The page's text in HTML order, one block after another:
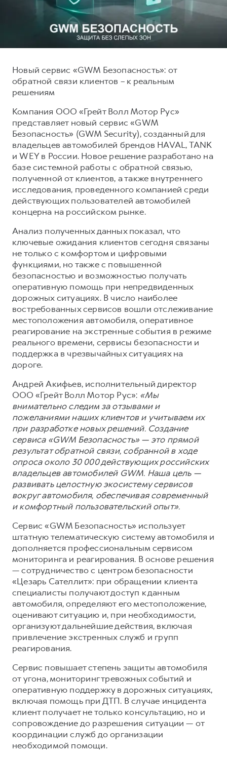
F7
от 2 899 000 ₽
F7X
от 3 599 000 ₽
POER
от 3 449 000 ₽
Тест-драйв
Трейд-ин
Кредитный калькулятор
Страхование
Кредит
КОРПОРАТИВНЫМ КЛИЕНТАМ
Для малого бизнеса
Корпоративным клиентам
Крупным корпоративным клиентам
Система управления автопарком
Сервис для корпоративных клиентов
HAVAL Лизинг
АКСЕССУАРЫ HAVAL
Автомобильные аксессуары
Коллекция CITY
Коллекция Базовая
Коллекция Детская
СЕРВИСНОЕ ОБСЛУЖИВАНИЕ
Нулевое ТО
Программа «Помощь на дороге»
Регламенты технического обслуживания
Электронный ПТС
ПОДДЕРЖКА
GWM Безопасность
Гарантия HAVAL
Мобильное приложение GWM
Программа «HAVAL Защита+»
Руководства по эксплуатации
Подписки
АКСЕССУАРЫ HAVAL
Автомобильные аксессуары
Коллекция CITY
Коллекция Базовая
Коллекция Детская
Наша команда
Контакты
Новый сервис «GWM Безопасность»: от
обратной связи клиентов – к реальным
решениям
Компания ООО «Грейт Волл Мотор Рус»
представляет новый сервис «GWM
Безопасность» (GWM Security), созданный для
владельцев автомобилей брендов HAVAL, TANK
и WEY в России. Новое решение разработано на
базе системной работы с обратной связью,
полученной от клиентов, а также внутреннего
исследования, проведенного компанией среди
действующих пользователей автомобилей
концерна на российском рынке.
Анализ полученных данных показал, что
ключевые ожидания клиентов сегодня связаны
не только с комфортом и цифровыми
функциями, но также с повышенной
безопасностью и возможностью получать
оперативную помощь при непредвиденных
дорожных ситуациях. В число наиболее
востребованных сервисов вошли отслеживание
местоположения автомобиля, оперативное
реагирование на экстренные события в режиме
реального времени, сервисы безопасности и
поддержка в чрезвычайных ситуациях на
дороге.
Андрей Акифьев, исполнительный директор
ООО «Грейт Волл Мотор Рус»: «Мы
внимательно следим за отзывами и
пожеланиями наших клиентов и учитываем их
при разработке новых решений. Создание
сервиса «GWM Безопасность» — это прямой
результат обратной связи, собранной в ходе
опроса около 30 000 действующих российских
владельцев автомобилей GWM. Наша цель —
развивать целостную экосистему сервисов
вокруг автомобиля, обеспечивая современный
и комфортный пользовательский опыт».
Сервис «GWM Безопасность» использует
штатную телематическую систему автомобиля и
дополняется профессиональным сервисом
мониторинга и реагирования. В основе решения
— сотрудничество с центром безопасности
«Цезарь Сателлит»: при обращении клиента
специалисты получают доступ к данным
автомобиля, определяют его местоположение,
оценивают ситуацию и, при необходимости,
организуют дальнейшие действия, включая
привлечение экстренных служб и групп
реагирования.
Сервис повышает степень защиты автомобиля
от угона, мониторинг тревожных событий и
оперативную поддержку в дорожных ситуациях,
включая помощь при ДТП. В случае инцидента
клиент получает не только консультацию, но и
сопровождение до разрешения ситуации — от
координации служб до организации
необходимой помощи.